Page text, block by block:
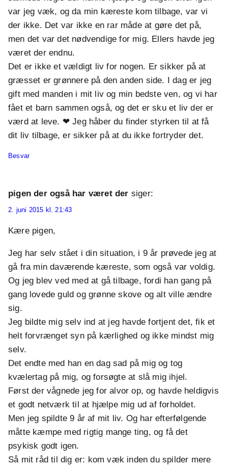
var jeg væk, og da min kæreste kom tilbage, var vi
der ikke. Det var ikke en rar måde at gøre det på,
men det var det nødvendige for mig. Ellers havde jeg
været der endnu.
Det er ikke et vældigt liv for nogen. Er sikker på at
græsset er grønnere på den anden side. I dag er jeg
gift med manden i mit liv og min bedste ven, og vi har
fået et barn sammen også, og det er sku et liv der er
værd at leve. ❤ Jeg håber du finder styrken til at få
dit liv tilbage, er sikker på at du ikke fortryder det.
Besvar
pigen der også har været der siger:
2. juni 2015 kl. 21:43
Kære pigen,
Jeg har selv stået i din situation, i 9 år prøvede jeg at
gå fra min daværende kæreste, som også var voldig.
Og jeg blev ved med at gå tilbage, fordi han gang på
gang lovede guld og grønne skove og alt ville ændre
sig.
Jeg bildte mig selv ind at jeg havde fortjent det, fik et
helt forvrænget syn på kærlighed og ikke mindst mig
selv.
Det endte med han en dag sad på mig og tog
kvælertag på mig, og forsøgte at slå mig ihjel.
Først der vågnede jeg for alvor op, og havde heldigvis
et godt netværk til at hjælpe mig ud af forholdet.
Men jeg spildte 9 år af mit liv. Og har efterfølgende
måtte kæmpe med rigtig mange ting, og få det
psykisk godt igen.
Så mit råd til dig er: kom væk inden du spilder mere